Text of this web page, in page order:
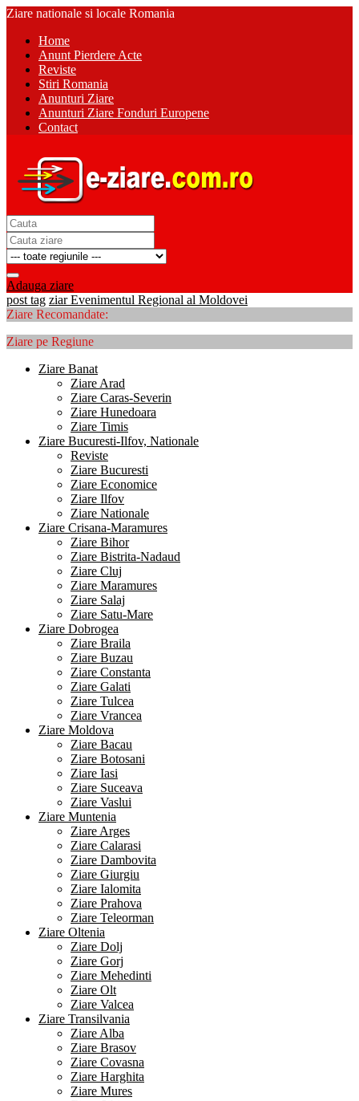
Ziare nationale si locale Romania
Home
Anunt Pierdere Acte
Reviste
Stiri Romania
Anunturi Ziare
Anunturi Ziare Fonduri Europene
Contact
Adauga ziare
post tag ziar Evenimentul Regional al Moldovei
Ziare Recomandate:
Ziare pe Regiune
Ziare Banat
Ziare Arad
Ziare Caras-Severin
Ziare Hunedoara
Ziare Timis
Ziare Bucuresti-Ilfov, Nationale
Reviste
Ziare Bucuresti
Ziare Economice
Ziare Ilfov
Ziare Nationale
Ziare Crisana-Maramures
Ziare Bihor
Ziare Bistrita-Nadaud
Ziare Cluj
Ziare Maramures
Ziare Salaj
Ziare Satu-Mare
Ziare Dobrogea
Ziare Braila
Ziare Buzau
Ziare Constanta
Ziare Galati
Ziare Tulcea
Ziare Vrancea
Ziare Moldova
Ziare Bacau
Ziare Botosani
Ziare Iasi
Ziare Suceava
Ziare Vaslui
Ziare Muntenia
Ziare Arges
Ziare Calarasi
Ziare Dambovita
Ziare Giurgiu
Ziare Ialomita
Ziare Prahova
Ziare Teleorman
Ziare Oltenia
Ziare Dolj
Ziare Gorj
Ziare Mehedinti
Ziare Olt
Ziare Valcea
Ziare Transilvania
Ziare Alba
Ziare Brasov
Ziare Covasna
Ziare Harghita
Ziare Mures